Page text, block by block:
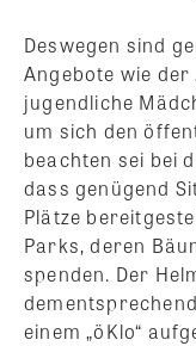
Deswegen sind
Angebote wie
jugendliche
um sich den
beachten sei bei
dass genügend
Plätze
Parks, deren
spenden. Der
einem „öKlo“